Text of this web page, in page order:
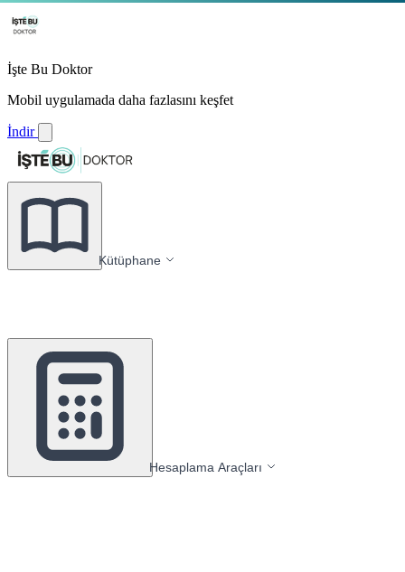
İşte Bu Doktor
Mobil uygulamada daha fazlasını keşfet
İndir
Kütüphane
Hesaplama Araçları